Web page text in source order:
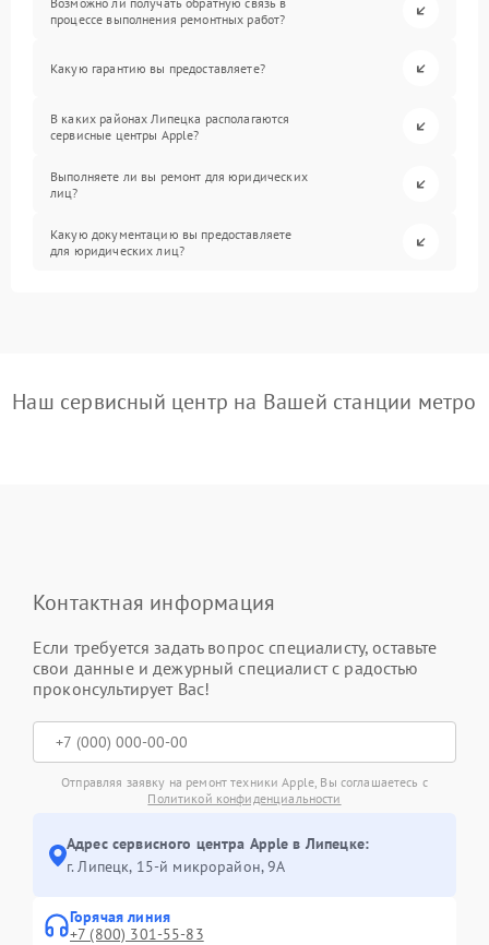
процессе выполнения ремонтных работ?
Какую гарантию вы предоставляете?
В каких районах Липецка располагаются
сервисные центры Apple?
Выполняете ли вы ремонт для юридических
лиц?
Какую документацию вы предоставляете
для юридических лиц?
Наш сервисный центр на Вашей станции метро
Контактная информация
Если требуется задать вопрос специалисту, оставьте
свои данные и дежурный специалист с радостью
проконсультирует Вас!
Отправляя заявку на ремонт техники Apple, Вы соглашаетесь с
Политикой конфиденциальности
Адрес сервисного центра Apple в Липецке:
г. Липецк, 15-й микрорайон, 9А
Горячая линия
+7 (800) 301-55-83